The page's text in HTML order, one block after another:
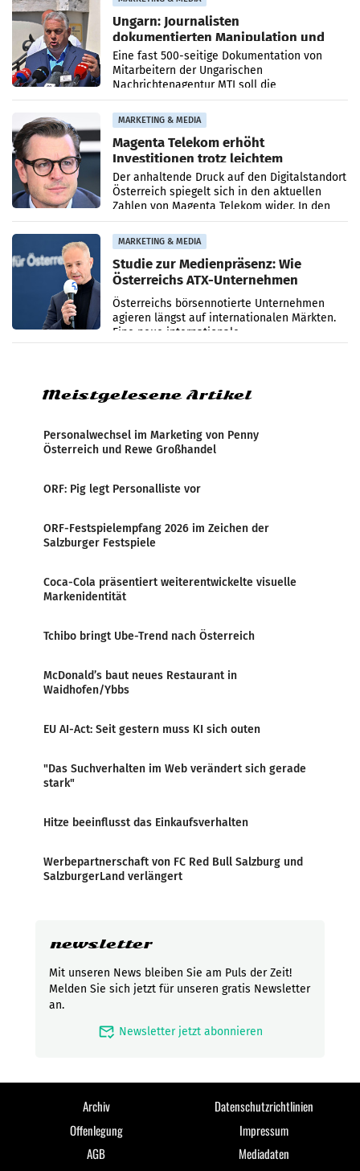
Ungarn: Journalisten
dokumentierten Manipulation und
Zensur
Eine fast 500-seitige Dokumentation von
Mitarbeitern der Ungarischen
Nachrichtenagentur MTI soll die
systematische Nachrichten-Manipulation und
Zensur bei der Agentur während der Zeit
MARKETING & MEDIA
Magenta Telekom erhöht
Investitionen trotz leichtem
Umsatzrückgang
Der anhaltende Druck auf den Digitalstandort
Österreich spiegelt sich in den aktuellen
Zahlen von Magenta Telekom wider. In den
ersten sechs Monaten des laufenden Jahres
verzeichnete
MARKETING & MEDIA
Studie zur Medienpräsenz: Wie
Österreichs ATX-Unternehmen
international wahrgenommen
werden
Österreichs börsennotierte Unternehmen
agieren längst auf internationalen Märkten.
Eine neue internationale
Medienresonanzanalyse untersucht die
Meistgelesene Artikel
Personalwechsel im Marketing von Penny
Österreich und Rewe Großhandel
ORF: Pig legt Personalliste vor
ORF-Festspielempfang 2026 im Zeichen der
Salzburger Festspiele
Coca-Cola präsentiert weiterentwickelte visuelle
Markenidentität
Tchibo bringt Ube-Trend nach Österreich
McDonald’s baut neues Restaurant in
Waidhofen/Ybbs
EU AI-Act: Seit gestern muss KI sich outen
"Das Suchverhalten im Web verändert sich gerade
stark"
Hitze beeinflusst das Einkaufsverhalten
Werbepartnerschaft von FC Red Bull Salzburg und
SalzburgerLand verlängert
newsletter
Mit unseren News bleiben Sie am Puls der Zeit!
Melden Sie sich jetzt für unseren gratis Newsletter
an.
mark_email_read Newsletter jetzt abonnieren
Archiv
Datenschutzrichtlinien
Offenlegung
Impressum
AGB
Mediadaten